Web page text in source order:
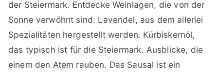
der Steiermark. Entdecke Weinlagen, die von der
Sonne verwöhnt sind. Lavendel, aus dem allerlei
Spezialitäten hergestellt werden. Kürbiskernöl,
das typisch ist für die Steiermark. Ausblicke, die
einem den Atem rauben. Das Sausal ist ein